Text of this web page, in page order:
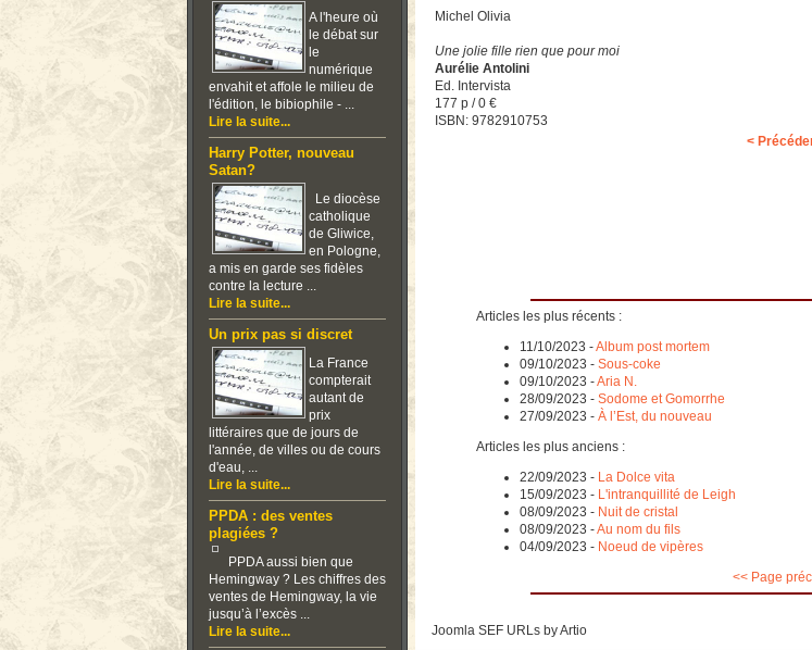
A l'heure où
le débat sur
le
numérique
envahit et affole le milieu de
l'édition, le bibiophile - ...
Lire la suite...
Harry Potter, nouveau
Satan?
Le diocèse
catholique
de Gliwice,
en Pologne,
a mis en garde ses fidèles
contre la lecture ...
Lire la suite...
Un prix pas si discret
La France
compterait
autant de
prix
littéraires que de jours de
l'année, de villes ou de cours
d'eau, ...
Lire la suite...
PPDA : des ventes
plagiées ?
PPDA aussi bien que
Hemingway ? Les chiffres des
ventes de Hemingway, la vie
jusqu’à l’excès ...
Lire la suite...
Michel Olivia
Une jolie fille rien que pour moi
Aurélie Antolini
Ed. Intervista
177 p / 0 €
ISBN: 9782910753
<
Articles les plus récents :
11/10/2023 -Album post mortem
09/10/2023 - Sous-coke
09/10/2023 -Aria N.
28/09/2023 - Sodome et Gomorrhe
27/09/2023 - À l’Est, du nouveau
Articles les plus anciens :
22/09/2023 - La Dolce vita
15/09/2023 - L'intranquillité de Leigh
08/09/2023 - Nuit de cristal
08/09/2023 -Au nom du fils
04/09/2023 - Noeud de vipères
<< Page
Joomla SEF URLs by Artio